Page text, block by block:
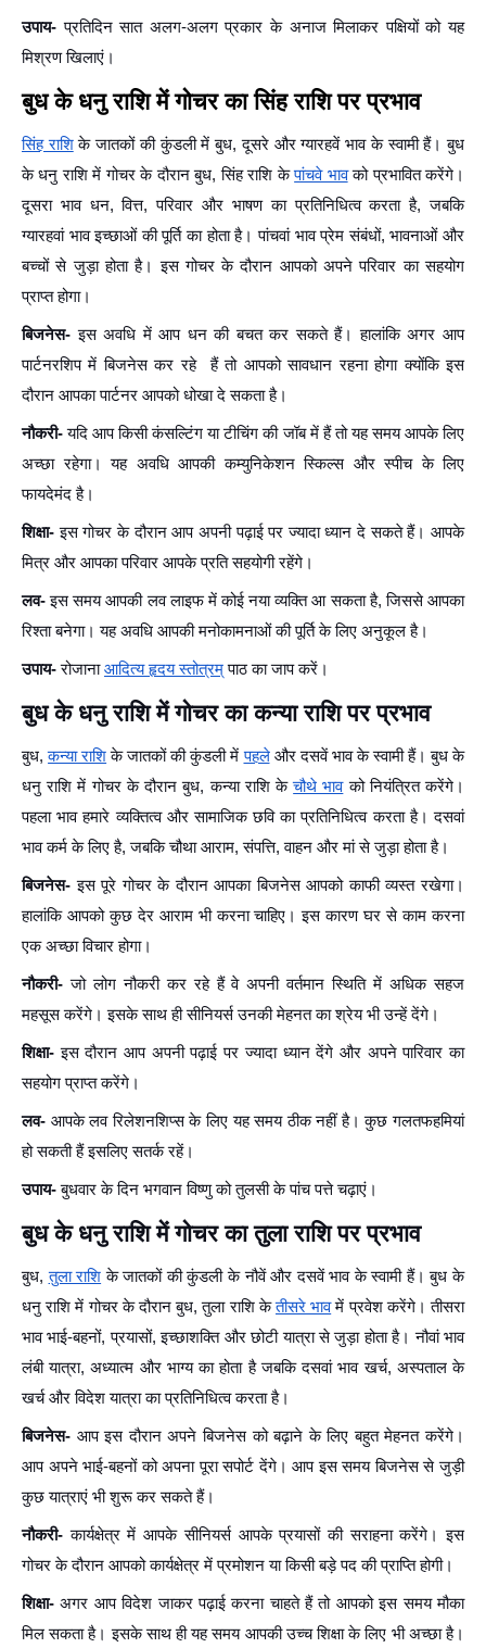
उपाय-प्रतिदिन सात अलग-अलग प्रकार के अनाज मिलाकर पक्षियों को यह
मिश्रण खिलाएं।
बुध के धनु राशि में गोचर का सिंह राशि पर प्रभाव
सिंह राशिके जातकों की कुंडली में बुध, दूसरे और ग्यारहवें भाव के स्वामी हैं। बुध
के धनु राशि में गोचर के दौरान बुध, सिंह राशि केपांचवे भावको प्रभावित करेंगे।
दूसरा भाव धन, वित्त, परिवार और भाषण का प्रतिनिधित्व करता है, जबकि
ग्यारहवां भाव इच्छाओं की पूर्ति का होता है। पांचवां भाव प्रेम संबंधों, भावनाओं और
बच्चों से जुड़ा होता है। इस गोचर के दौरान आपको अपने परिवार का सहयोग
प्राप्त होगा।
बिजनेस- इस अवधि में आप धन की बचत कर सकते हैं। हालांकि अगर आप
पार्टनरशिप में बिजनेस कर रहे हैं तो आपको सावधान रहना होगा क्योंकि इस
दौरान आपका पार्टनर आपको धोखा दे सकता है।
नौकरी-यदि आप किसी कंसल्टिंग या टीचिंग की जॉब में हैं तो यह समय आपके लिए
अच्छा रहेगा। यह अवधि आपकी कम्युनिकेशन स्किल्स और स्पीच के लिए
फायदेमंद है।
शिक्षा- इस गोचर के दौरान आप अपनी पढ़ाई पर ज्यादा ध्यान दे सकते हैं। आपके
मित्र और आपका परिवार आपके प्रति सहयोगी रहेंगे।
लव-इस समय आपकी लव लाइफ में कोई नया व्यक्ति आ सकता है, जिससे आपका
रिश्ता बनेगा। यह अवधि आपकी मनोकामनाओं की पूर्ति के लिए अनुकूल है।
उपाय-रोजानाआदित्य हृदय स्तोत्रम्पाठ का जाप करें।
बुध के धनु राशि में गोचर का कन्या राशि पर प्रभाव
बुध,कन्या राशिके जातकों की कुंडली मेंपहलेऔर दसवें भाव के स्वामी हैं। बुध के
धनु राशि में गोचर के दौरान बुध, कन्या राशि केचौथे भावको नियंत्रित करेंगे।
पहला भाव हमारे व्यक्तित्व और सामाजिक छवि का प्रतिनिधित्व करता है। दसवां
भाव कर्म के लिए है, जबकि चौथा आराम, संपत्ति, वाहन और मां से जुड़ा होता है।
बिजनेस-इस पूरे गोचर के दौरान आपका बिजनेस आपको काफी व्यस्त रखेगा।
हालांकि आपको कुछ देर आराम भी करना चाहिए। इस कारण घर से काम करना
एक अच्छा विचार होगा।
नौकरी- जो लोग नौकरी कर रहे हैं वे अपनी वर्तमान स्थिति में अधिक सहज
महसूस करेंगे। इसके साथ ही सीनियर्स उनकी मेहनत का श्रेय भी उन्हें देंगे।
शिक्षा- इस दौरान आप अपनी पढ़ाई पर ज्यादा ध्यान देंगे और अपने पारिवार का
सहयोग प्राप्त करेंगे।
लव- आपके लव रिलेशनशिप्स के लिए यह समय ठीक नहीं है। कुछ गलतफहमियां
हो सकती हैं इसलिए सतर्क रहें।
उपाय-बुधवार के दिन भगवान विष्णु को तुलसी के पांच पत्ते चढ़ाएं।
बुध के धनु राशि में गोचर का तुला राशि पर प्रभाव
बुध,तुला राशि के जातकों की कुंडली के नौवें और दसवें भाव के स्वामी हैं। बुध के
धनु राशि में गोचर के दौरान बुध, तुला राशि केतीसरे भावमें प्रवेश करेंगे। तीसरा
भाव भाई-बहनों, प्रयासों, इच्छाशक्ति और छोटी यात्रा से जुड़ा होता है। नौवां भाव
लंबी यात्रा, अध्यात्म और भाग्य का होता है जबकि दसवां भाव खर्च, अस्पताल के
खर्च और विदेश यात्रा का प्रतिनिधित्व करता है।
बिजनेस- आप इस दौरान अपने बिजनेस को बढ़ाने के लिए बहुत मेहनत करेंगे।
आप अपने भाई-बहनों को अपना पूरा सपोर्ट देंगे। आप इस समय बिजनेस से जुड़ी
कुछ यात्राएं भी शुरू कर सकते हैं।
नौकरी-कार्यक्षेत्र में आपके सीनियर्स आपके प्रयासों की सराहना करेंगे। इस
गोचर के दौरान आपको कार्यक्षेत्र में प्रमोशन या किसी बड़े पद की प्राप्ति होगी।
शिक्षा-अगर आप विदेश जाकर पढ़ाई करना चाहते हैं तो आपको इस समय मौका
मिल सकता है। इसके साथ ही यह समय आपकी उच्च शिक्षा के लिए भी अच्छा है।